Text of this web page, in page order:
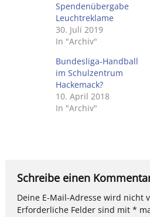
Spendenübergabe
Leuchtreklame
30. Juli 2019
In "Archiv"
Bundesliga-Handball
im Schulzentrum
Hackemack?
10. April 2018
In "Archiv"
Schreibe einen
Deine E-Mail-Adresse wird nicht
Erforderliche Felder sind mit *